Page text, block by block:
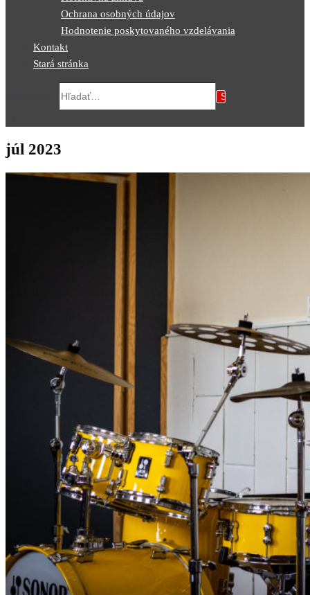
Ochrana osobných údajov
Hodnotenie poskytovaného vzdelávania
Kontakt
Stará stránka
júl 2023